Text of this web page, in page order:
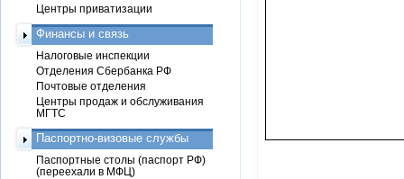
Центры приватизации
Финансы и связь
Налоговые инспекции
Отделения Сбербанка РФ
Почтовые отделения
Центры продаж и обслуживания
МГТС
Паспортно-визовые службы
Паспортные столы (паспорт РФ)
(переехали в МФЦ)